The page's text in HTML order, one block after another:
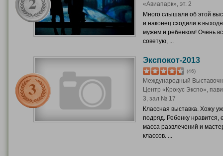
«Авиапарк», эт. 2
Много слышали об этой
и наконец сходили в
мужем и ребенком! Очень
советую, ...
Экспокот-2013
(46)
Международный
Центр «Крокус Экспо»,
3, зал № 17
Классная выставка. Хожу
подряд. Ребенку нравится,
масса развлечений и
классов. ...